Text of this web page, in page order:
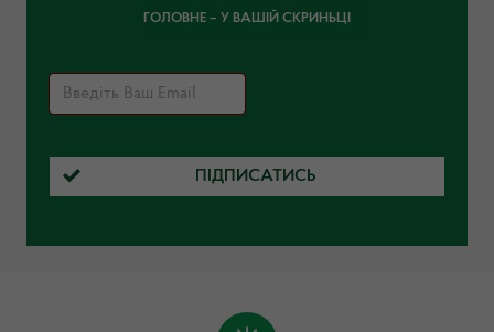
ГОЛОВНЕ – У ВАШІЙ СКРИНЬЦІ
ПІДПИСАТИСЬ